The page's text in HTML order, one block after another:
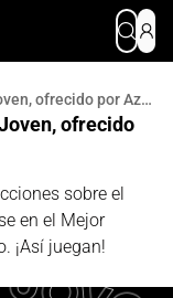
Estos son los candidatos al Mejor Joven, ofrecido por Azulmarino
ofrecido
sobre el
en el Mejor
¡Así juegan!